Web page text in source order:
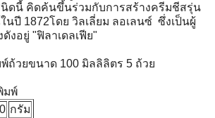
ดนี้ คิดค้นขึ้นร่วมกับการสร้างครีมชีสรุ่น
นปี 1872โดย วิลเลี่ยม ลอเลนซ์ ซึ่งเป็นผู้
งอยู่ "ฟิลาเดลเฟีย"
ถ้วยขนาด 100 มิลลิลิตร 5 ถ้วย
มพ์
กรัม